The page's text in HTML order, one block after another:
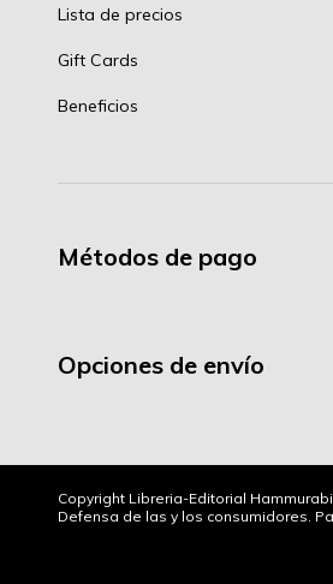
Lista de precios
Gift Cards
Beneficios
Métodos de pago
Opciones de envío
Copyright Libreria-Editorial
Defensa de las y los consumidores.